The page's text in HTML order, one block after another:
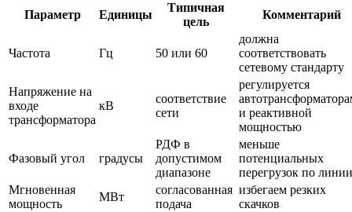
Параметр Единицы
Типичная
цель
Комментарий
Частота Гц 50 или 60
должна
соответствовать
сетевому стандарту
Напряжение на
входе
трансформатора
кВ
соответствие
сети
регулируется
и реактивной
мощностью
Фазовый угол градусы
РДФ в
допустимом
диапазоне
меньше
потенциальных
перегрузок по линии
Мгновенная
мощность
МВт
согласованная
подача
избегаем резких
скачков